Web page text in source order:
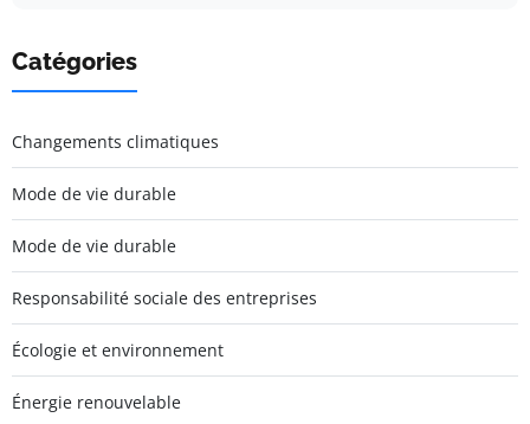
Catégories
Changements climatiques
Mode de vie durable
Mode de vie durable
Responsabilité sociale des entreprises
Écologie et environnement
Énergie renouvelable